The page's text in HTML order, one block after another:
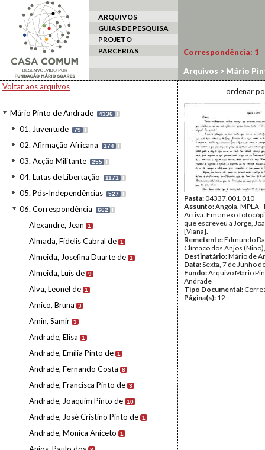
ARQUIVOS
GUIAS DE PESQUISA
PROJETO
PARCERIAS
Voltar aos arquivos
Mário Pinto de Andrade 4336 I
01. Juventude 79 I
02. Afirmação Africana 174 I
03. Acção Militante 255 I
04. Lutas de Libertação 1171 I
05. Pós-Independências 527 I
06. Correspondência 662 I
Alexandre, Jean 1
Almada, Fidelis Cabral de 1
Almeida, Josefina Duarte de 1
Almeida, Luís de 9
Alva, Leonel de 1
Amico, Bruna 3
Amin, Samir 3
Andrade, Elisa 1
Andrade, Emília Pinto de 1
Andrade, Fernando Costa 8
Andrade, Francisca Pinto de 3
Andrade, Joaquim Pinto de 10
Andrade, José Cristino Pinto de 1
Andrade, Monica Aniceto 1
Correspondência: 1
Arquivos > Mário
ordenar
Pasta:04337.001.010
Assunto:Angola. MPLA -
Activa. Em anexo
que escreveu a Jorge,
[Viana].
Remetente:Edmundo
Clímaco dos Anjos
Destinatário:Mário de
Data:Sexta, 7 de Junho
Fundo:Arquivo Mário
Andrade
Tipo Documental:
Página(s): 12